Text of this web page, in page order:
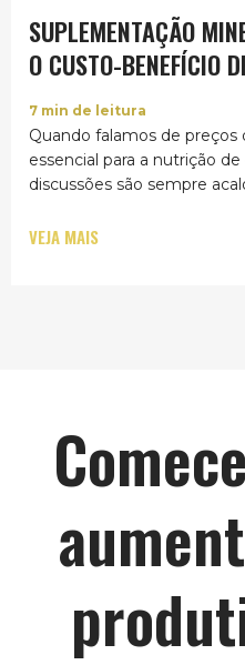
SUPLEMENTAÇÃO
O CUSTO-BENEFÍCIO
7 min de leitura
Quando falamos de
essencial para a nutrição
discussões são sempre
VEJA MAIS